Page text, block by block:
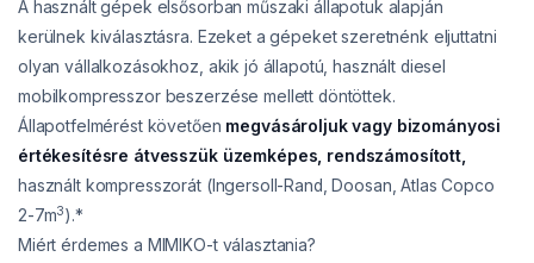
A használt gépek elsősorban műszaki állapotuk alapján
kerülnek kiválasztásra. Ezeket a gépeket szeretnénk eljuttatni
olyan vállalkozásokhoz, akik jó állapotú, használt diesel
mobilkompresszor beszerzése mellett döntöttek.
Állapotfelmérést követően megvásároljuk vagy bizományosi
értékesítésre átvesszük üzemképes, rendszámosított,
használt kompresszorát (Ingersoll-Rand, Doosan, Atlas Copco
2-7m3).*
Miért érdemes a MIMIKO-t választania?